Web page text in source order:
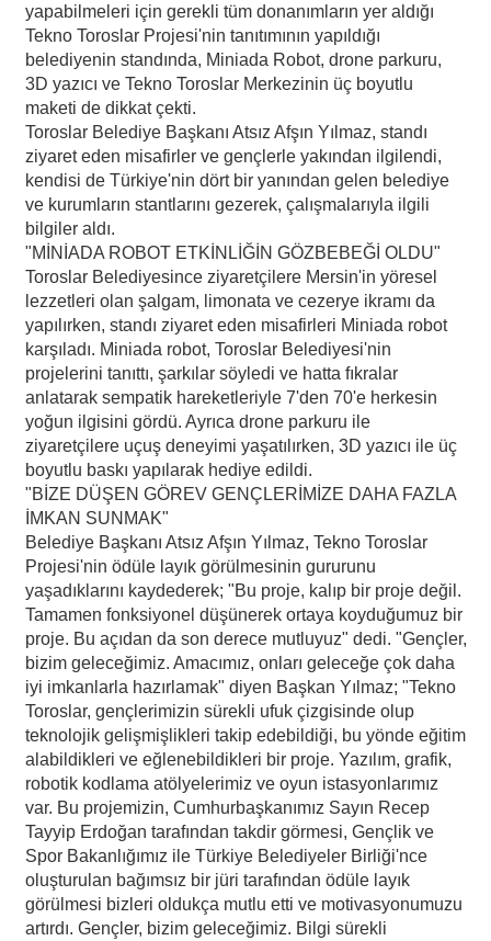
yapabilmeleri için gerekli tüm donanımların yer aldığı
Tekno Toroslar Projesi'nin tanıtımının yapıldığı
belediyenin standında, Miniada Robot, drone parkuru,
3D yazıcı ve Tekno Toroslar Merkezinin üç boyutlu
maketi de dikkat çekti.
Toroslar Belediye Başkanı Atsız Afşın Yılmaz, standı
ziyaret eden misafirler ve gençlerle yakından ilgilendi,
kendisi de Türkiye'nin dört bir yanından gelen belediye
ve kurumların stantlarını gezerek, çalışmalarıyla ilgili
bilgiler aldı.
"MİNİADA ROBOT ETKİNLİĞİN GÖZBEBEĞİ OLDU"
Toroslar Belediyesince ziyaretçilere Mersin'in yöresel
lezzetleri olan şalgam, limonata ve cezerye ikramı da
yapılırken, standı ziyaret eden misafirleri Miniada robot
karşıladı. Miniada robot, Toroslar Belediyesi'nin
projelerini tanıttı, şarkılar söyledi ve hatta fıkralar
anlatarak sempatik hareketleriyle 7'den 70'e herkesin
yoğun ilgisini gördü. Ayrıca drone parkuru ile
ziyaretçilere uçuş deneyimi yaşatılırken, 3D yazıcı ile üç
boyutlu baskı yapılarak hediye edildi.
"BİZE DÜŞEN GÖREV GENÇLERİMİZE DAHA FAZLA
İMKAN SUNMAK"
Belediye Başkanı Atsız Afşın Yılmaz, Tekno Toroslar
Projesi'nin ödüle layık görülmesinin gururunu
yaşadıklarını kaydederek; "Bu proje, kalıp bir proje değil.
Tamamen fonksiyonel düşünerek ortaya koyduğumuz bir
proje. Bu açıdan da son derece mutluyuz" dedi. "Gençler,
bizim geleceğimiz. Amacımız, onları geleceğe çok daha
iyi imkanlarla hazırlamak" diyen Başkan Yılmaz; "Tekno
Toroslar, gençlerimizin sürekli ufuk çizgisinde olup
teknolojik gelişmişlikleri takip edebildiği, bu yönde eğitim
alabildikleri ve eğlenebildikleri bir proje. Yazılım, grafik,
robotik kodlama atölyelerimiz ve oyun istasyonlarımız
var. Bu projemizin, Cumhurbaşkanımız Sayın Recep
Tayyip Erdoğan tarafından takdir görmesi, Gençlik ve
Spor Bakanlığımız ile Türkiye Belediyeler Birliği'nce
oluşturulan bağımsız bir jüri tarafından ödüle layık
görülmesi bizleri oldukça mutlu etti ve motivasyonumuzu
artırdı. Gençler, bizim geleceğimiz. Bilgi sürekli